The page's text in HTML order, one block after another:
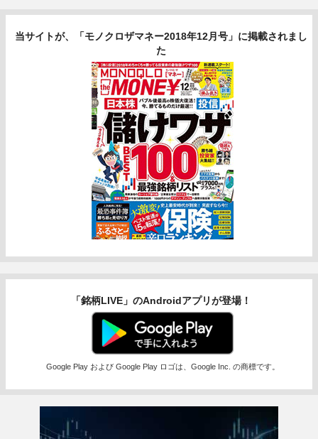
当サイトが、「モノクロザマネー2018年12月号」に掲載されまし
た
「銘柄LIVE」のAndroidアプリが登場！
Google Play および Google Play ロゴは、Google Inc. の商標です。